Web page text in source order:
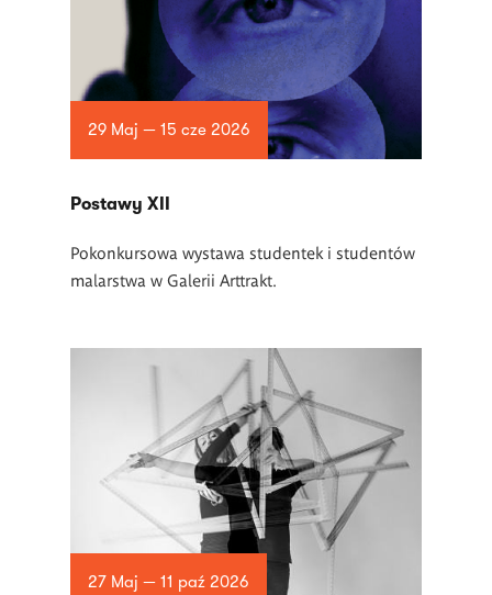
29 Maj — 15 cze 2026
Postawy XII
Pokonkursowa wystawa studentek i studentów
malarstwa w Galerii Arttrakt.
27 Maj — 11 paź 2026